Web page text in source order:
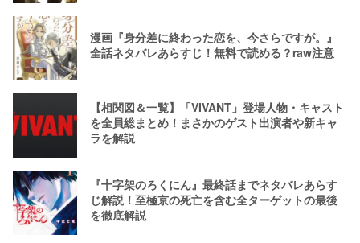
漫画『身分差に終わった恋を、今さらですが。』
全話ネタバレあらすじ！無料で読める？raw注意
【相関図＆一覧】「VIVANT」登場人物・キャスト
を全員総まとめ！まさかのゲスト出演者や新キャ
ラを解説
『十字架のろくにん』最終話までネタバレあらす
じ解説！至極京の死亡を含む全ターゲットの最後
を徹底解説